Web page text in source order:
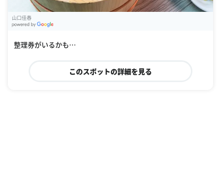
山口佳春
整理券がいるかも…
このスポットの詳細を見る